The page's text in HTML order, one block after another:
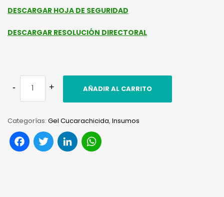
DESCARGAR HOJA DE SEGURIDAD
DESCARGAR RESOLUCIÓN DIRECTORAL
AÑADIR AL CARRITO
Categorías: Gel Cucarachicida, Insumos
Facebook
TwitterLinkedIn